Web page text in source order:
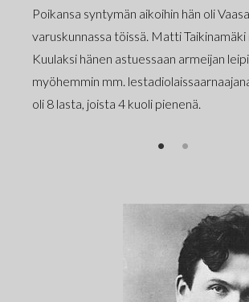
Poikansa syntymän aikoihin hän oli
varuskunnassa töissä. Matti
Kuulaksi hänen astuessaan armeijan
myöhemmin mm.
oli 8 lasta, joista 4 kuoli pienenä.